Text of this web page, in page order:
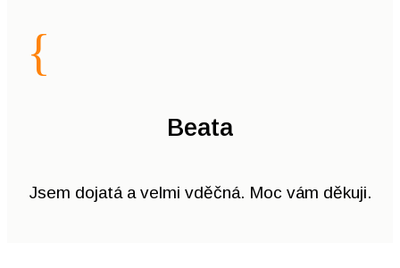
{
Beata
Jsem dojatá a velmi vděčná. Moc vám děkuji.